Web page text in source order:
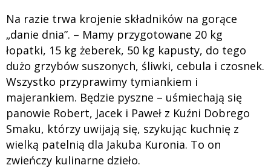
Na razie trwa krojenie składników na gorące
„danie dnia”. – Mamy przygotowane 20 kg
łopatki, 15 kg żeberek, 50 kg kapusty, do tego
dużo grzybów suszonych, śliwki, cebula i czosnek.
Wszystko przyprawimy tymiankiem i
majerankiem. Będzie pyszne – uśmiechają się
panowie Robert, Jacek i Paweł z Kuźni Dobrego
Smaku, którzy uwijają się, szykując kuchnię z
wielką patelnią dla Jakuba Kuronia. To on
zwieńczy kulinarne dzieło.